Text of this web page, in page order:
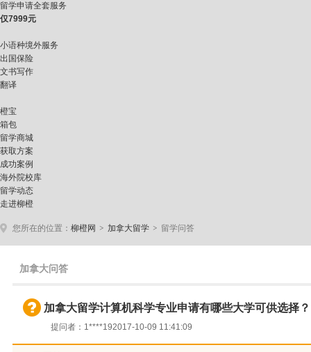
留学申请全套服务
仅7999元
小语种境外服务
出国保险
文书写作
翻译
橙宝
箱包
留学商城
获取方案
成功案例
海外院校库
留学动态
走进柳橙
您所在的位置： 柳橙网 > 加拿大留学 > 留学问答
加拿大问答
加拿大留学计算机科学专业申请有哪些大学可供选择？
提问者：1****192017-10-09 11:41:09